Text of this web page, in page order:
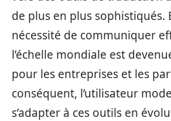
de plus en plus sophistiqués.
nécessité de communiquer
l’échelle mondiale est
pour les entreprises et les
conséquent, l’utilisateur
s’adapter à ces outils en